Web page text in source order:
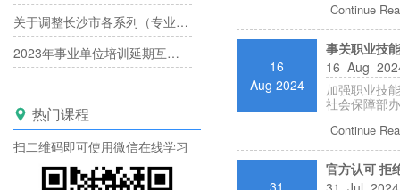
关于调整长沙市各系列（专业）中高级专业技术职称评委库的通知
2023年事业单位培训延期互认已经开启！
 热门课程
扫二维码即可使用微信在线学习
Continue
16
Aug 2024
事关职业技
16 Aug
加强职业技
社会保障部
Continue
31
官方认可 拒